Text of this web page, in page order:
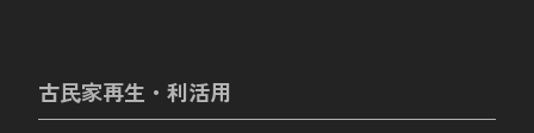
古民家再生・利活用